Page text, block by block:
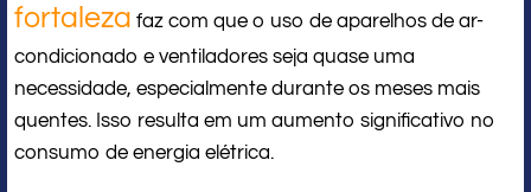
fortaleza faz com que o uso de aparelhos de ar-
condicionado e ventiladores seja quase uma
necessidade, especialmente durante os meses mais
quentes. Isso resulta em um aumento significativo no
consumo de energia elétrica.